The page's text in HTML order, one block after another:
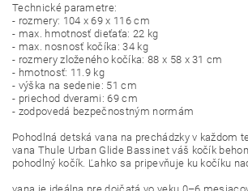
Technické parametre:
- rozmery: 104 x 69 x 116 cm
- max. hmotnosť dieťaťa: 22 kg
- max. nosnosť kočíka: 34 kg
- rozmery zloženého kočíka: 88 x 58 x 31 cm
- hmotnosť: 11.9 kg
- výška na sedenie: 51 cm
- priechod dverami: 69 cm
- zodpovedá bezpečnostným normám
Pohodlná detská vana na prechádzky v každom
vana Thule Urban Glide Bassinet váš kočík
pohodlný kočík. Ľahko sa pripevňuje ku kočíku